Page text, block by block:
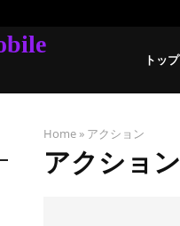
トップ
Home » アクション
アクション